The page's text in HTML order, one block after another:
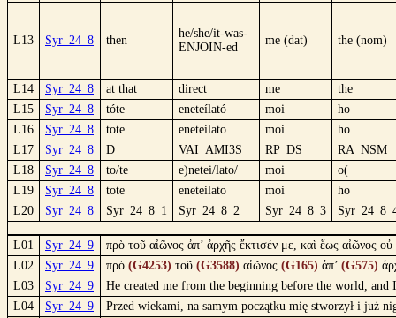
L13 Syr_24_8 then
he/she/it-was-
ENJOIN-ed
me (dat) the (nom)
L14 Syr_24_8 at that direct me
the
L15
Syr_24_8 tóte eneteílató moi
ho
L16
Syr_24_8 tote eneteilato moi
ho
L17
Syr_24_8 D VAI_AMI3S RP_DS
RA_NSM
L18
Syr_24_8 to/te e)netei/lato/ moi
o(
L19
Syr_24_8 tote eneteilato moi
ho
L20
Syr_24_8 Syr_24_8_1 Syr_24_8_2 Syr_24_8_3
L01 Syr_24_9
πρὸ τοῦ αἰῶνος ἀπ’ ἀρχῆς ἔκτισέν με, καὶ ἕως αἰῶνος
L02
Syr_24_9 πρὸ (G4253) τοῦ (G3588) αἰῶνος (G165) ἀπ’ (G575)
L03
Syr_24_9
He created me from the beginning before the world,
L04
Syr_24_9
Przed wiekami, na samym początku mię stworzył i już